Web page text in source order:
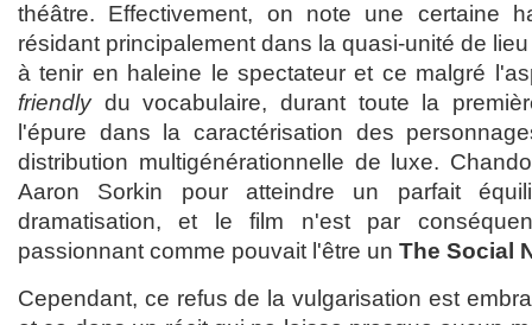
théâtre. Effectivement, on note une certaine
résidant principalement dans la quasi-unité de
à tenir en haleine le spectateur et ce malgré
friendlydu vocabulaire, durant toute la
l'épure dans la caractérisation des
distribution multigénérationnelle de luxe.
Aaron Sorkin pour atteindre un parfait
dramatisation, et le film n'est par
passionnant comme pouvait l'être un The Social
Cependant, ce refus de la vulgarisation est